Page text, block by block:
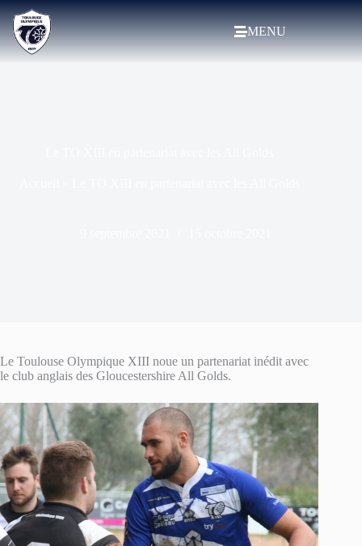
MENU
Le Toulouse Olympique XIII noue un partenariat inédit avec
le club anglais des Gloucestershire All Golds.